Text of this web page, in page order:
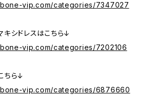
vip.com/categories/7347027
キシドレスはこちら↓
vip.com/categories/7202106
ちら↓
vip.com/categories/6876660